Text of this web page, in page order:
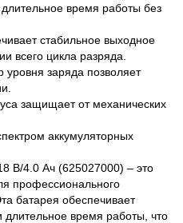
длительное время работы без
стабильное выходное
всего цикла разряда.
уровня заряда позволяет
защищает от механических
аккумуляторных
В/4.0 Ач (625027000) – это
профессионального
батарея обеспечивает
длительное время работы, что